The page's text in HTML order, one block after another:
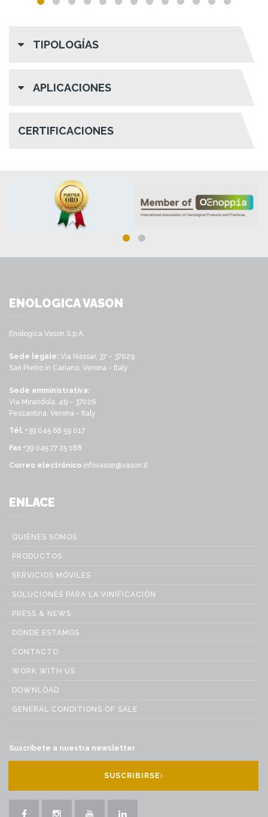
TIPOLOGÍAS
APLICACIONES
CERTIFICACIONES
ENOLOGICA VASON
Enologica Vason S.p.A.
Sede legale: Via Nassar, 37 – 37029
San Pietro in Cariano, Verona - Italy
Sede amministrativa:
Via Mirandola, 49 – 37026
Pescantina, Verona - Italy
Tél. +39 045 68 59 017
Fax +39 045 77 25 188
Correo electrónico infovason@vason.it
ENLACE
QUIÉNES SOMOS
PRODUCTOS
SERVICIOS MÓVILES
SOLUCIONES PARA LA VINIFICACIÓN
PRESS & NEWS
DÓNDE ESTAMOS
CONTACTO
WORK WITH US
DOWNLOAD
GENERAL CONDITIONS OF SALE
Suscríbete a nuestra newsletter
SUSCRIBIRSE